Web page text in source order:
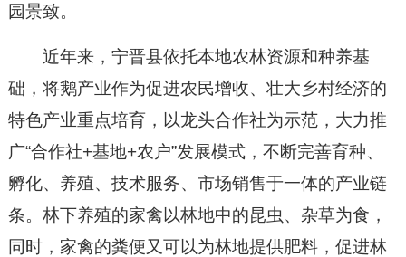
园景致。
近年来，宁晋县依托本地农林资源和种养基
础，将鹅产业作为促进农民增收、壮大乡村经济的
特色产业重点培育，以龙头合作社为示范，大力推
广“合作社+基地+农户”发展模式，不断完善育种、
孵化、养殖、技术服务、市场销售于一体的产业链
条。林下养殖的家禽以林地中的昆虫、杂草为食，
同时，家禽的粪便又可以为林地提供肥料，促进林